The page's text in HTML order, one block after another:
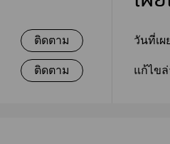
ติดตาม
ติดตาม
วันที่เผ
แก้ไขล่